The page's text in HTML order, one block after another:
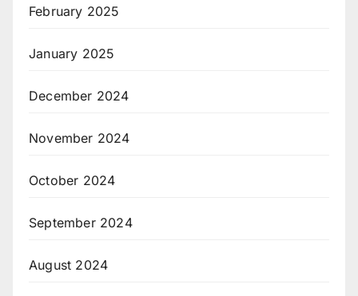
February 2025
January 2025
December 2024
November 2024
October 2024
September 2024
August 2024